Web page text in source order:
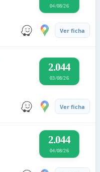
04/08/26
Ver ficha
2.044
03/08/26
Ver ficha
2.044
04/08/26